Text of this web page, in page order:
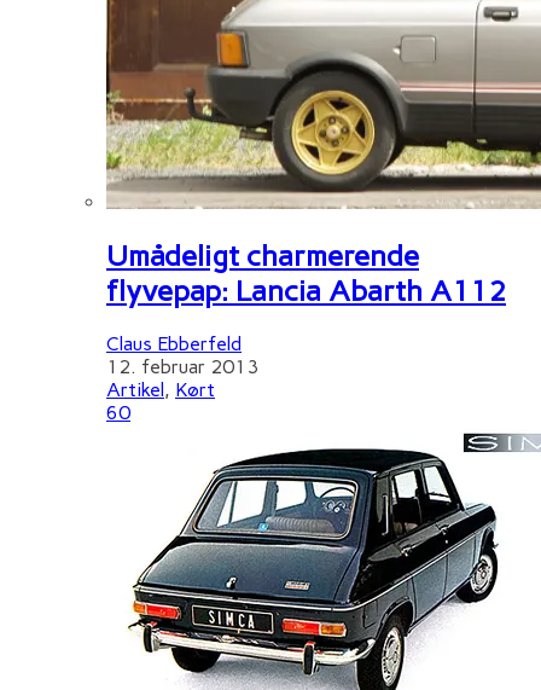
Umådeligt charmerende
flyvepap: Lancia Abarth A112
Claus Ebberfeld
12. februar 2013
Artikel, Kørt
60